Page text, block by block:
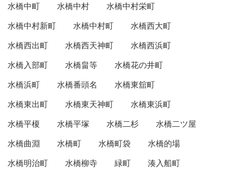
水橋中町
水橋中村
水橋中村栄町
水橋中村新町
水橋中村町
水橋西大町
水橋西出町
水橋西天神町
水橋西浜町
水橋入部町
水橋畠等
水橋花の井町
水橋浜町
水橋番頭名
水橋東舘町
水橋東出町
水橋東天神町
水橋東浜町
水橋平榎
水橋平塚 水橋二杉
水橋二ツ屋
水橋曲淵
水橋町 水橋町袋
水橋的場
水橋明治町
水橋柳寺 緑町
湊入船町